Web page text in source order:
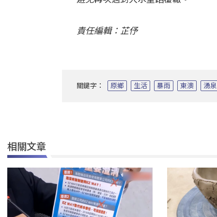
責任編輯：芷伃
關鍵字： 原鄉 生活 暴雨 東澳 湧泉
相關文章